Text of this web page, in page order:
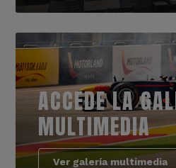
ACCEDE LA
MULTIMEDIA
Ver galería multimedia